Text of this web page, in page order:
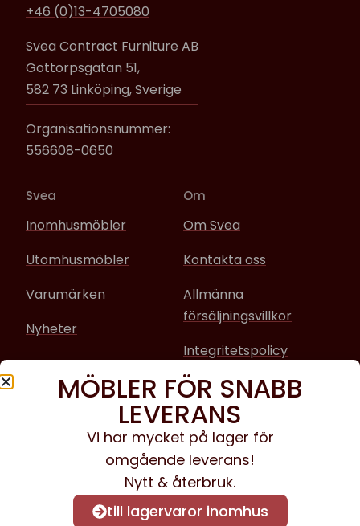
+46 (0)13-4705080
Svea Contract Furniture AB
Gottorpsgatan 51,
582 73 Linköping, Sverige
Organisationsnummer:
556608-0650
Svea
Inomhusmöbler
Utomhusmöbler
Varumärken
Nyheter
Om
Om Svea
Kontakta oss
Allmänna
försäljningsvillkor
Integritetspolicy
Sociala media
Facebook
Instagram
MÖBLER FÖR SNABB
LEVERANS
Vi har mycket på lager för
omgående leverans!
Nytt & återbruk.
till lagervaror inomhus